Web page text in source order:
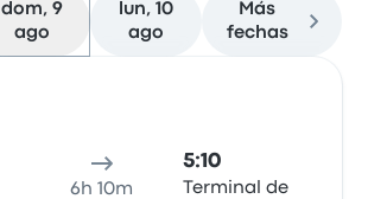
dom, 9
ago
lun, 10
ago
Más
fechas
6h 10m
5:10
Terminal de